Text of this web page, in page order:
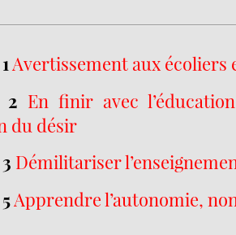
Avertissement aux écoliers
2 En finir avec
du désir
Démilitariser
Apprendre l’autonomie,